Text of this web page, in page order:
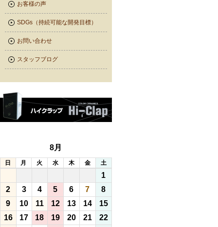
お客様の声
SDGs（持続可能な開発目標）
お問い合わせ
スタッフブログ
8月
日 月 火 水 木 金 土
1
2
3 4 5 6 7
8
9
10 11 12 13 14
15
16
17 18 19 20 21
22